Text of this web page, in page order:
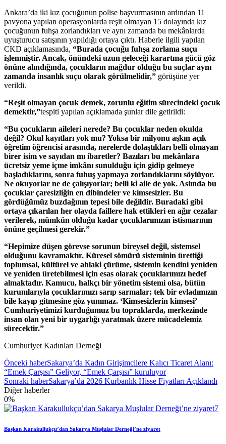
Ankara’da iki kız çocuğunun polise başvurmasının ardından 11
pavyona yapılan operasyonlarda reşit olmayan 15 dolayında kız
çocuğunun fuhşa zorlandıkları ve aynı zamanda bu mekânlarda
uyuşturucu satışının yapıldığı ortaya çıktı. Haberle ilgili yapılan
CKD açıklamasında, “Burada çocuğu fuhşa zorlama suçu
işlenmiştir. Ancak, önündeki uzun geleceği karartma gücü göz
önüne alındığında, çocukların mağdur olduğu bu suçlar aynı
zamanda insanlık suçu olarak görülmelidir,” görüşüne yer
verildi.
“Reşit olmayan çocuk demek, zorunlu eğitim sürecindeki çocuk
demektir,”tespiti yapılan açıklamada şunlar dile getirildi:
“Bu çocukların aileleri nerede? Bu çocuklar neden okulda
değil? Okul kayıtları yok mu? Yoksa bir milyonu aşkın açık
öğretim öğrencisi arasında, nerelerde dolaştıkları belli olmayan
birer isim ve sayıdan mı ibaretler? Bazıları bu mekânlara
ücretsiz yeme içme imkânı sunulduğu için gidip gelmeye
başladıklarını, sonra fuhuş yapmaya zorlandıklarını söylüyor.
Ne okuyorlar ne de çalışıyorlar; belli ki aile de yok. Aslında bu
çocuklar çaresizliğin en dibindeler ve kimsesizler. Bu
gördüğümüz buzdağının tepesi bile değildir. Buradaki gibi
ortaya çıkarılan her olayda faillere hak ettikleri en ağır cezalar
verilerek, mümkün olduğu kadar çocuklarımızın istismarının
önüne geçilmesi gerekir.”
“Hepimize düşen görevse sorunun bireysel değil, sistemsel
olduğunu kavramaktır. Küresel sömürü sisteminin ürettiği
toplumsal, kültürel ve ahlaki çürüme, sistemin kendini yeniden
ve yeniden üretebilmesi için esas olarak çocuklarımızı hedef
almaktadır. Kamucu, halkçı bir yönetim sistemi olsa, bütün
kurumlarıyla çocuklarımızı sarıp sarmalar; tek bir evladımızın
bile kayıp gitmesine göz yummaz. ‘Kimsesizlerin kimsesi’
Cumhuriyetimizi kurduğumuz bu topraklarda, merkezinde
insan olan yeni bir uygarlığı yaratmak üzere mücadelemiz
sürecektir.”
Cumhuriyet Kadınları Derneği
Önceki haberSakarya’da Kadın Girişimcilere Kalıcı Ticaret Alanı:
“Emek Çarşısı” Geliyor, “Emek Çarşısı” kuruluyor
Sonraki haberSakarya’da 2026 Kurbanlık Hisse Fiyatları Açıklandı
Diğer haberler
0%
Başkan Karakullukçu’dan Sakarya Muşlular Derneği’ne ziyaret